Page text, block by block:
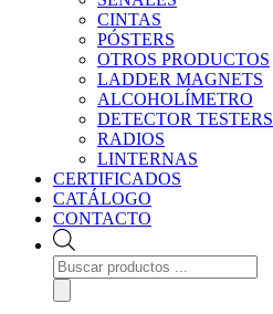
CINTAS
PÓSTERS
OTROS PRODUCTOS
LADDER MAGNETS
ALCOHOLÍMETRO
DETECTOR TESTERS
RADIOS
LINTERNAS
CERTIFICADOS
CATÁLOGO
CONTACTO
Búsqueda
de
productos